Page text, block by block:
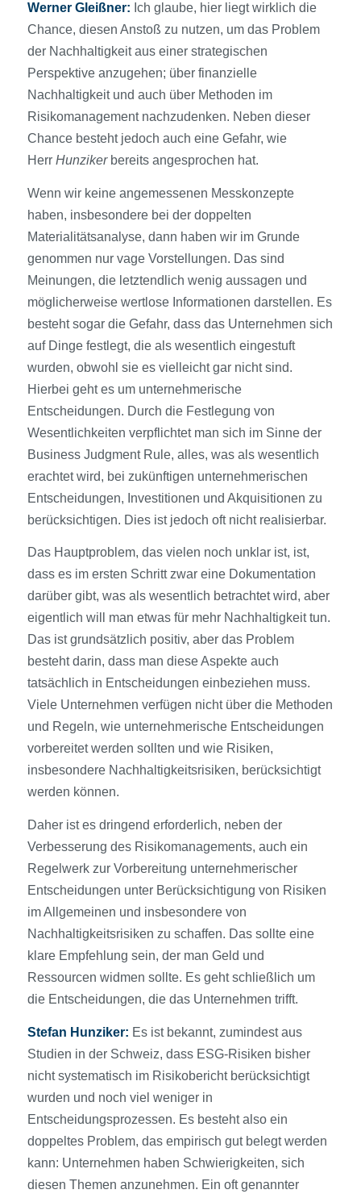
Werner Gleißner: Ich glaube, hier liegt wirklich die
Chance, diesen Anstoß zu nutzen, um das Problem
der Nachhaltigkeit aus einer strategischen
Perspektive anzugehen; über finanzielle
Nachhaltigkeit und auch über Methoden im
Risikomanagement nachzudenken. Neben dieser
Chance besteht jedoch auch eine Gefahr, wie
Herr Hunzikerbereits angesprochen hat.
Wenn wir keine angemessenen Messkonzepte
haben, insbesondere bei der doppelten
Materialitätsanalyse, dann haben wir im Grunde
genommen nur vage Vorstellungen. Das sind
Meinungen, die letztendlich wenig aussagen und
möglicherweise wertlose Informationen darstellen. Es
besteht sogar die Gefahr, dass das Unternehmen sich
auf Dinge festlegt, die als wesentlich eingestuft
wurden, obwohl sie es vielleicht gar nicht sind.
Hierbei geht es um unternehmerische
Entscheidungen. Durch die Festlegung von
Wesentlichkeiten verpflichtet man sich im Sinne der
Business Judgment Rule, alles, was als wesentlich
erachtet wird, bei zukünftigen unternehmerischen
Entscheidungen, Investitionen und Akquisitionen zu
berücksichtigen. Dies ist jedoch oft nicht realisierbar.
Das Hauptproblem, das vielen noch unklar ist, ist,
dass es im ersten Schritt zwar eine Dokumentation
darüber gibt, was als wesentlich betrachtet wird, aber
eigentlich will man etwas für mehr Nachhaltigkeit tun.
Das ist grundsätzlich positiv, aber das Problem
besteht darin, dass man diese Aspekte auch
tatsächlich in Entscheidungen einbeziehen muss.
Viele Unternehmen verfügen nicht über die Methoden
und Regeln, wie unternehmerische Entscheidungen
vorbereitet werden sollten und wie Risiken,
insbesondere Nachhaltigkeitsrisiken, berücksichtigt
werden können.
Daher ist es dringend erforderlich, neben der
Verbesserung des Risikomanagements, auch ein
Regelwerk zur Vorbereitung unternehmerischer
Entscheidungen unter Berücksichtigung von Risiken
im Allgemeinen und insbesondere von
Nachhaltigkeitsrisiken zu schaffen. Das sollte eine
klare Empfehlung sein, der man Geld und
Ressourcen widmen sollte. Es geht schließlich um
die Entscheidungen, die das Unternehmen trifft.
Stefan Hunziker: Es ist bekannt, zumindest aus
Studien in der Schweiz, dass ESG-Risiken bisher
nicht systematisch im Risikobericht berücksichtigt
wurden und noch viel weniger in
Entscheidungsprozessen. Es besteht also ein
doppeltes Problem, das empirisch gut belegt werden
kann: Unternehmen haben Schwierigkeiten, sich
diesen Themen anzunehmen. Ein oft genannter